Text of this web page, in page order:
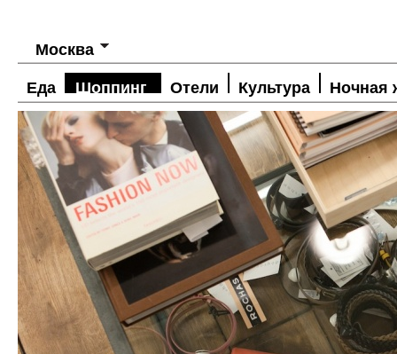
Москва
Еда Шоппинг Отели Культура Ночная